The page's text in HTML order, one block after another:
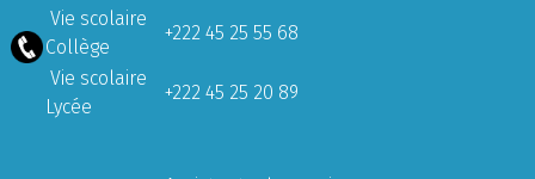
Vie scolaire
Collège
+222 45 25 55 68
Vie scolaire
Lycée
+222 45 25 20 89